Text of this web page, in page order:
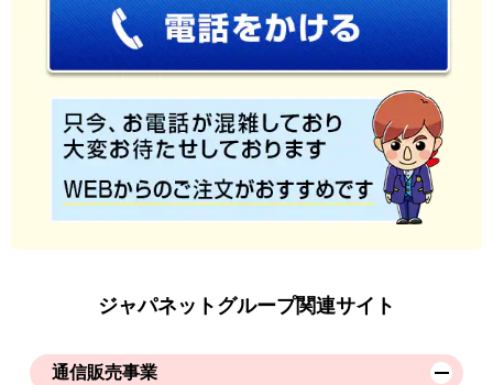
ジャパネットグループ関連サイト
通信販売事業